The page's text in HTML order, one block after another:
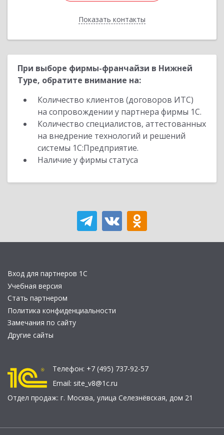
Показать контакты
Назад
При выборе фирмы-франчайзи в Нижней
Туре, обратите внимание на:
Количество клиентов (договоров ИТС)
на сопровождении у партнера фирмы 1С.
Количество специалистов, аттестованных
на внедрение технологий и решений
системы 1С:Предприятие.
Наличие у фирмы статуса
Вход для партнеров 1С
Учебная версия
Стать партнером
Политика конфиденциальности
Замечания по сайту
Другие сайты
Телефон: +7 (495) 737-92-57
Email: site_v8@1c.ru
Отдел продаж: г. Москва, улица Селезнёвская, дом 21